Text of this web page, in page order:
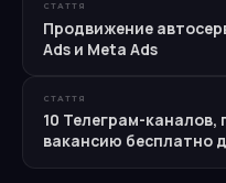
СТАТТЯ
Продвижение
Ads и Meta Ads
СТАТТЯ
10 Телеграм-
вакансию бесплатно